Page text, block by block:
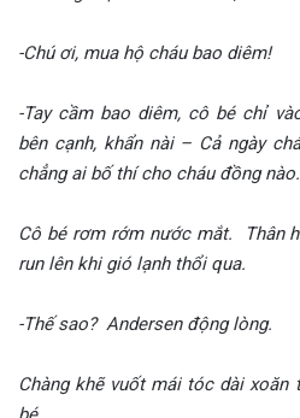
-Chú ơi, mua hộ cháu bao diêm!
-Tay cầm bao diêm, cô bé chỉ
bên cạnh, khẩn nài – Cả ngày
chẳng ai bố thí cho cháu đồng nào.
Cô bé rơm rớm nước mắt. Thân
run lên khi gió lạnh thổi qua.
-Thế sao? Andersen động lòng.
Chàng khẽ vuốt mái tóc dài xoăn